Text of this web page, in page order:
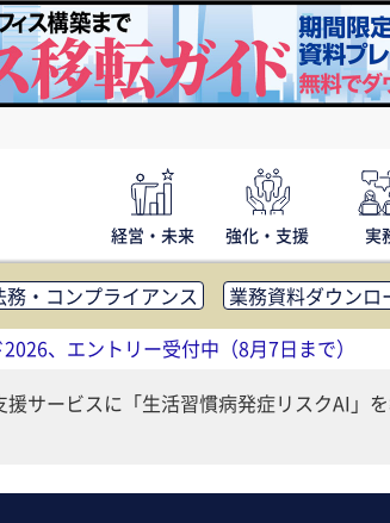
経営・未来 強化・支援 実
務・コンプライアンス
業務資料ダウンロ
内コミュニケーション活性化
FM・オフ
アウトソーシング・BPO
調査・レ
、エントリー受付中（8月7日まで）
サービスに「生活習慣病発症リスクAI」